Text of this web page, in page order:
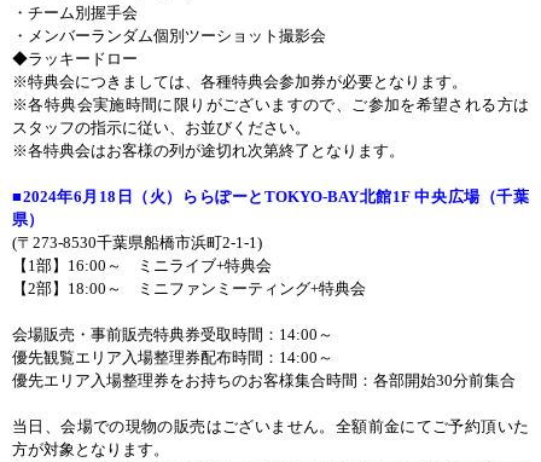
・チーム別握手会
・メンバーランダム個別ツーショット撮影会
◆ラッキードロー
※特典会につきましては、各種特典会参加券が必要となります。
※各特典会実施時間に限りがございますので、ご参加を希望される方は
スタッフの指示に従い、お並びください。
※各特典会はお客様の列が途切れ次第終了となります。
■2024年6月 18 日（火）ららぽーとTOKYO-BAY北館1F中央広場（千葉
県）
(〒 273-8530千葉県船橋市浜町2-1-1)
【 1部】 16:00 ～ ミニライブ+特典会
【2部】 18:00 ～ ミニファンミーティング+特典会
会場販売・事前販売特典券受取時間： 14:00 ～
優先観覧エリア入場整理券配布時間： 14:00 ～
優先エリア入場整理券をお持ちのお客様集合時間：各部開始30分前集合
当日、会場での現物の販売はございません。全額前金にてご予約頂いた
方が対象となります。